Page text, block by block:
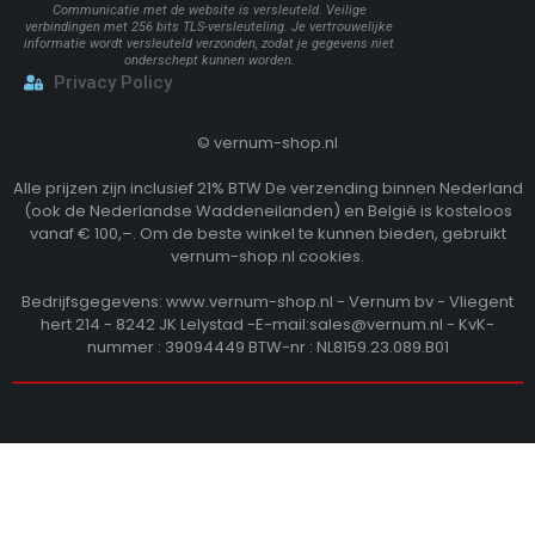
Communicatie met de website is versleuteld. Veilige
verbindingen met 256 bits TLS-versleuteling. Je vertrouwelijke
informatie wordt versleuteld verzonden, zodat je gegevens niet
onderschept kunnen worden.
Privacy Policy
© vernum-shop.nl
Alle prijzen zijn inclusief 21% BTW De verzending binnen Nederland
(ook de Nederlandse Waddeneilanden) en België is kosteloos
vanaf € 100,–. Om de beste winkel te kunnen bieden, gebruikt
vernum-shop.nl cookies.
Bedrijfsgegevens: www.vernum-shop.nl - Vernum bv - Vliegent
hert 214 - 8242 JK Lelystad -E-mail:sales@vernum.nl - KvK-
nummer : 39094449 BTW-nr : NL8159.23.089.B01